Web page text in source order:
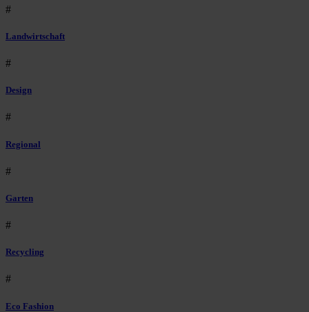
#
Landwirtschaft
#
Design
#
Regional
#
Garten
#
Recycling
#
Eco Fashion